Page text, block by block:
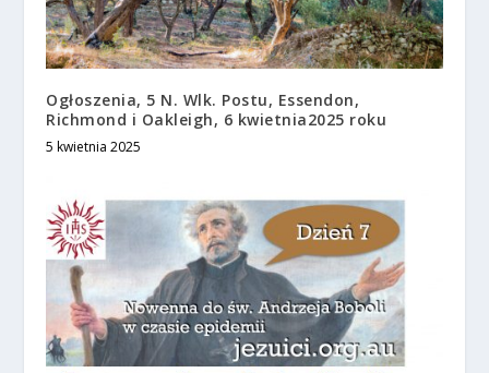
Ogłoszenia, 5 N. Wlk. Postu, Essendon,
Richmond i Oakleigh, 6 kwietnia2025 roku
5 kwietnia 2025